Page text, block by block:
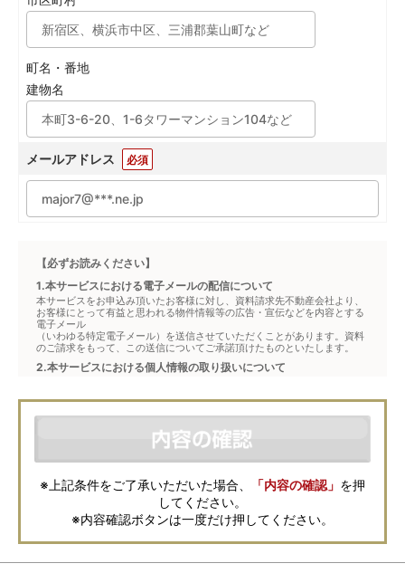
町名・番地
建物名
メールアドレス 必須
【必ずお読みください】
1.本サービスにおける電子メールの配信について
本サービスをお申込み頂いたお客様に対し、資料請求先不動産会社より、
お客様にとって有益と思われる物件情報等の広告・宣伝などを内容とする
電子メール
（いわゆる特定電子メール）を送信させていただくことがあります。資料
のご請求をもって、この送信についてご承諾頂けたものといたします。
2.本サービスにおける個人情報の取り扱いについて
本フォームからお客様が記入・登録された個人情報は、ダイレクトメール
などの資料送付・電子メールの送信・電話連絡などの目的で資料請求先不
動産会社が利用・保管します。資料請求先不動産会社が保管する個人情報
の取扱いについては、各不動産会社に直接お問合せください。
また、上記とは別にメジャーセブンでは本サービスを円滑に運用するため
に、お客様の個人情報をサービスご利用の控えとして一定期間保管いたし
ます。 ご記入の内容が不明瞭で資料をお送りできない場合、その他当社が
本サービスを円滑に運用するために必要な範囲において、直接メジャーセ
ブンから確認のご連絡をさせていただくことがありますので、あらかじめ
ご了承ください。
メジャーセブンの個人情報の取扱い方針についてはこちらをご覧くださ
※上記条件をご了承いただいた場合、 「内容の確認」 を押
してください。
※内容確認ボタンは一度だけ押してください。